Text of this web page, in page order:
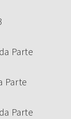
Parte
Parte
Parte